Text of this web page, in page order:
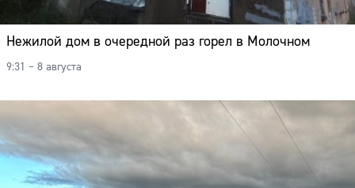
Нежилой дом в очередной раз горел в Молочном
9:31 – 8 августа